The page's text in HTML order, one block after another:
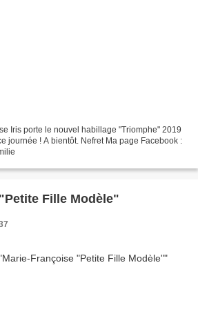
Iris porte le nouvel habillage "Triomphe" 2019
journée ! A bientôt. Nefret Ma page Facebook :
Fille Modèle"